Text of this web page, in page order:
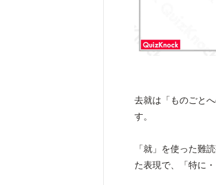
去就は「ものごと
す。
「就」を使った難
た表現で、「特に